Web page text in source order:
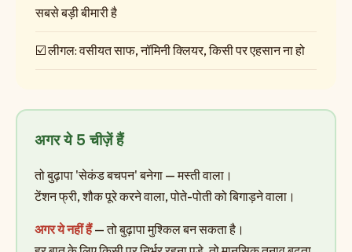
सबसे बड़ी बीमारी है
☑️ लीगल: वसीयत साफ, नॉमिनी क्लियर, किसी पर एहसान ना हो
अगर ये 5 चीज़ें हैं
तो बुढ़ापा 'सेकंड बचपन' बनेगा — मस्ती वाला।
टेंशन फ्री, शौक पूरे करने वाला, पोते-पोती को बिगाड़ने वाला।
अगर ये नहीं हैं— तो बुढ़ापा मुश्किल बन सकता है।